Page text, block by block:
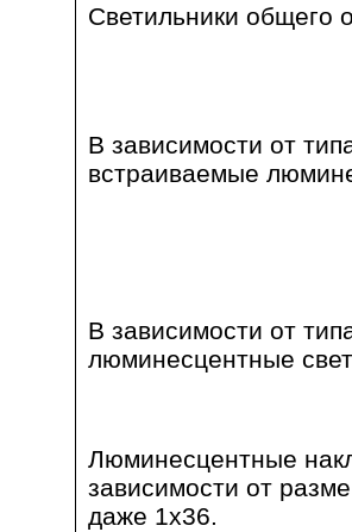
Светильники общего
В зависимости от
встраиваемые
В зависимости от
люминесцентные
Люминесцентные
зависимости от
даже 1х36.